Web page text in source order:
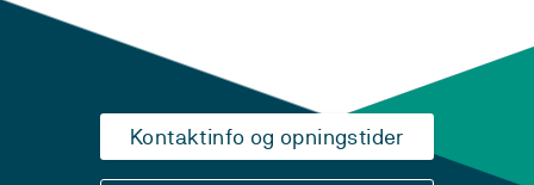
Kontaktinfo og opningstider